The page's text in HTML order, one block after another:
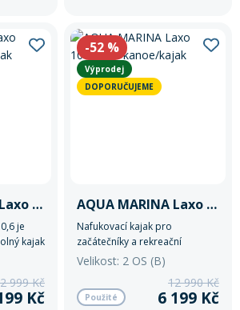
AQUA MARINA Laxo 10'6''/320 kanoe/kajak
je
kajak
do
999 Kč
Kč
-52 %
Výprodej
DOPORUČUJEME
AQUA MARINA Laxo 10'6''/320 kanoe/kajak
Nafukovací kajak pro
začátečníky a rekreační
pádlování na klidných vodách –
snadno přenosný, skladný a
vybavený pro pohodlné a
bezpečné dobrodružství na
Velikost: 2 OS (B)
Použité
12 990 Kč
6 199 Kč